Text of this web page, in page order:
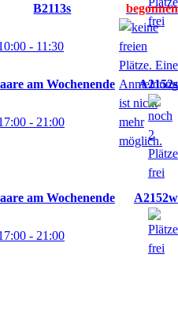
B2113s
- 11:30
am Wochenende
A2152s
- 21:00
am Wochenende
A2152w
- 21:00